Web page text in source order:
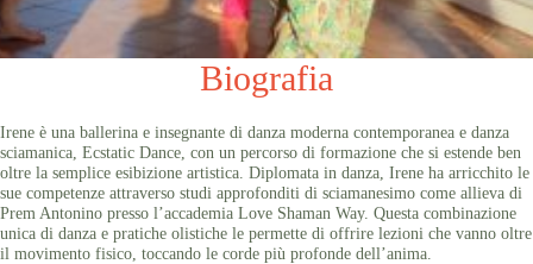
Biografia
Irene è una ballerina e insegnante di danza moderna contemporanea e danza
sciamanica, Ecstatic Dance, con un percorso di formazione che si estende ben
oltre la semplice esibizione artistica. Diplomata in danza, Irene ha arricchito le
sue competenze attraverso studi approfonditi di sciamanesimo come allieva di
Prem Antonino presso l’accademia Love Shaman Way. Questa combinazione
unica di danza e pratiche olistiche le permette di offrire lezioni che vanno oltre
il movimento fisico, toccando le corde più profonde dell’anima.